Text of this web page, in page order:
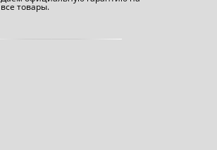
все товары.